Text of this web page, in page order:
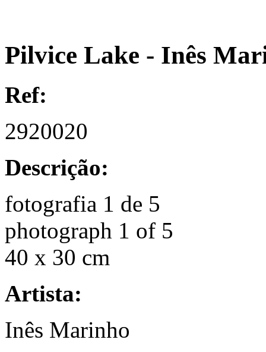
Pilvice Lake - Inês
Ref:
2920020
Descrição:
fotografia 1 de 5
photograph 1 of 5
40 x 30 cm
Artista:
Inês Marinho